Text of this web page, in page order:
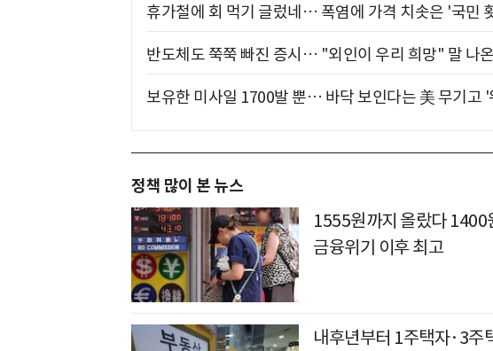
휴가철에 회 먹기 글렀네… 폭염에 가격 치솟은 '국민
반도체도 쭉쭉 빠진 증시… "외인이 우리 희망" 말 나
보유한 미사일 1700발 뿐… 바닥 보인다는 美 무기고
정책 많이 본 뉴스
1555원까지 올랐다
금융위기 이후 최고
내후년부터 1주택자·3